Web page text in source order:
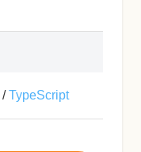
/TypeScript